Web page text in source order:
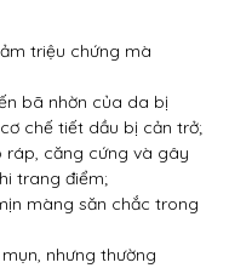
triệu chứng mà
bã nhờn của da bị
chế tiết dầu bị cản trở;
ráp, căng cứng và gây
trang điểm;
màng săn chắc trong
nhưng thường